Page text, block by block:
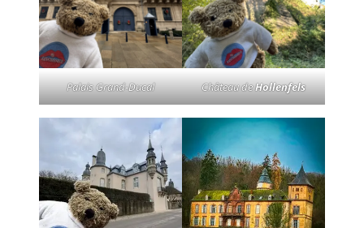
Palais Grand-Ducal Château deHollenfels